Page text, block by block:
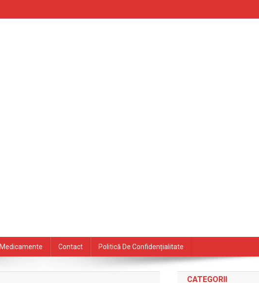
Medicamente Contact Politică De Confidențialitate
CATEGORII